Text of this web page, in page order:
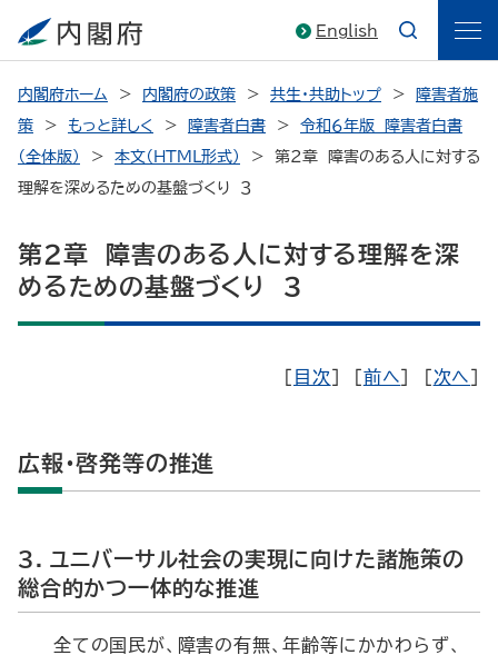
English
内閣府ホーム 内閣府の政策 共生・共助トップ
障害者施
策
もっと詳しく 障害者白書
令和６年版 障害者白書
（全体版）
本文（HTML形式）
第２章 障害のある人に対する
理解を深めるための基盤づくり ３
第２章 障害のある人に対する理解を深
めるための基盤づくり ３
目次 前へ 次へ
広報・啓発等の推進
３．ユニバーサル社会の実現に向けた諸施策の
総合的かつ一体的な推進
全ての国民が、障害の有無、年齢等にかかわらず、